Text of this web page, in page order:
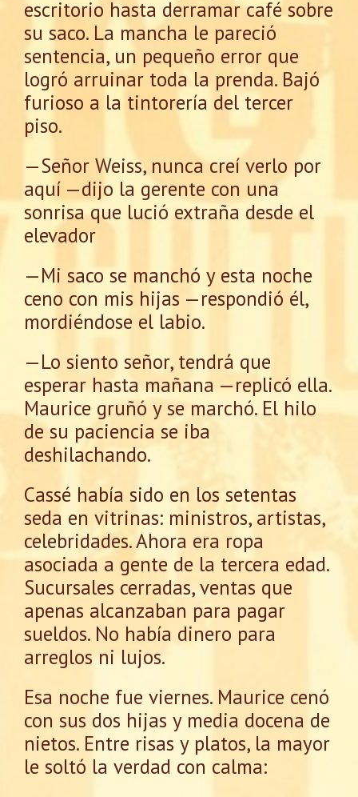
escritorio hasta derramar café sobre
su saco. La mancha le pareció
sentencia, un pequeño error que
logró arruinar toda la prenda. Bajó
furioso a la tintorería del tercer
piso.
—Señor Weiss, nunca creí verlo por
aquí —dijo la gerente con una
sonrisa que lució extraña desde el
elevador
—Mi saco se manchó y esta noche
ceno con mis hijas —respondió él,
mordiéndose el labio.
—Lo siento señor, tendrá que
esperar hasta mañana —replicó ella.
Maurice gruñó y se marchó. El hilo
de su paciencia se iba
deshilachando.
Cassé había sido en los setentas
seda en vitrinas: ministros, artistas,
celebridades. Ahora era ropa
asociada a gente de la tercera edad.
Sucursales cerradas, ventas que
apenas alcanzaban para pagar
sueldos. No había dinero para
arreglos ni lujos.
Esa noche fue viernes. Maurice cenó
con sus dos hijas y media docena de
nietos. Entre risas y platos, la mayor
le soltó la verdad con calma: